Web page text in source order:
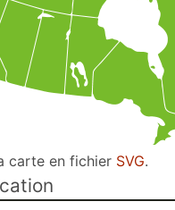
carte en fichier SVG.